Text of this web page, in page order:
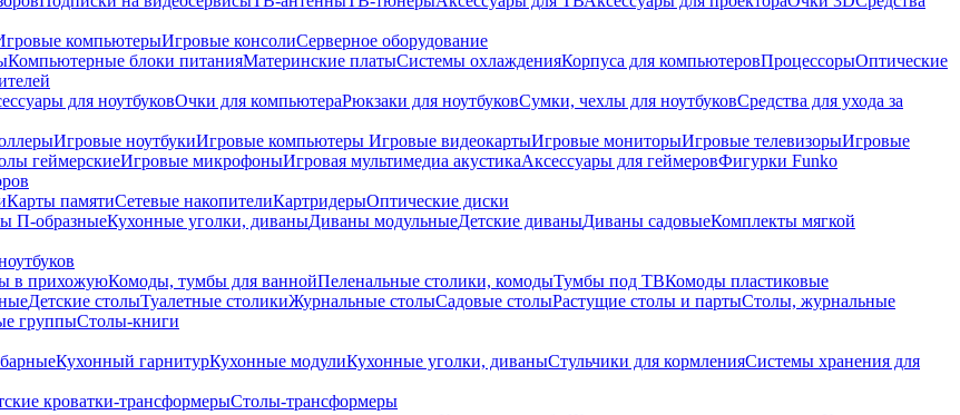
компьютерыИгровые консолиСерверное оборудование
Компьютерные блоки питанияМатеринские платыСистемы охлажденияКорпуса для компьютеровПроцессорыОптические
для ноутбуковОчки для компьютераРюкзаки для ноутбуковСумки, чехлы для ноутбуковСредства для ухода за
Игровые ноутбукиИгровые компьютеры Игровые видеокартыИгровые мониторыИгровые телевизорыИгровые
геймерскиеИгровые микрофоныИгровая мультимедиа акустикаАксессуары для геймеровФигурки Funko
Карты памятиСетевые накопителиКартридерыОптические диски
П-образныеКухонные уголки, диваныДиваны модульныеДетские диваныДиваны садовыеКомплекты мягкой
в прихожуюКомоды, тумбы для ваннойПеленальные столики, комодыТумбы под ТВКомоды пластиковые
Детские столыТуалетные столикиЖурнальные столыСадовые столыРастущие столы и партыСтолы, журнальные
группыСтолы-книги
Кухонный гарнитурКухонные модулиКухонные уголки, диваныСтульчики для кормленияСистемы хранения для
кроватки-трансформерыСтолы-трансформеры